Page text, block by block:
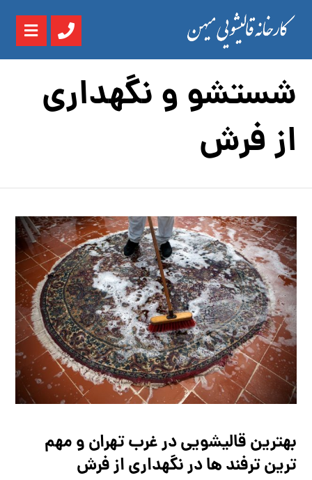
شستشو و نگهداری
از فرش
بهترین قالیشویی در غرب تهران و مهم
ترین ترفند ها در نگهداری از فرش